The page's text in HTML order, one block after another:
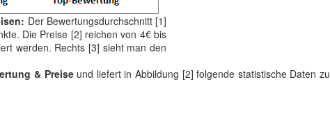
Der Bewertungsdurchschnitt [1]
Die Preise [2] reichen von 4€ bis
werden. Rechts [3] sieht man den
& Preiseund liefert in Abbildung [2] folgende statistische Daten zu